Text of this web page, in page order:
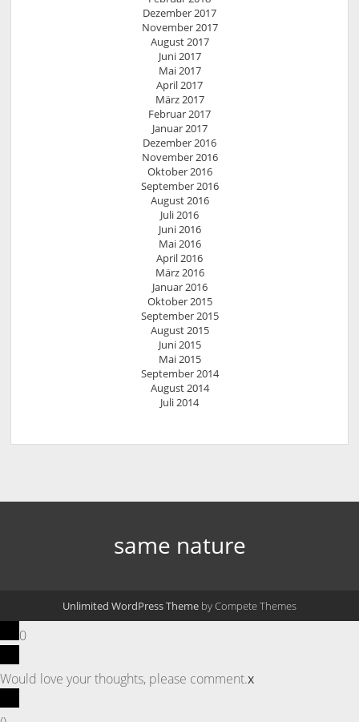
Dezember 2017
November 2017
August 2017
Juni 2017
Mai 2017
April 2017
März 2017
Februar 2017
Januar 2017
Dezember 2016
November 2016
Oktober 2016
September 2016
August 2016
Juli 2016
Juni 2016
Mai 2016
April 2016
März 2016
Januar 2016
Oktober 2015
September 2015
August 2015
Juni 2015
Mai 2015
September 2014
August 2014
Juli 2014
same nature
Unlimited WordPress Theme by Compete Themes
0
Would love your thoughts, please comment.x